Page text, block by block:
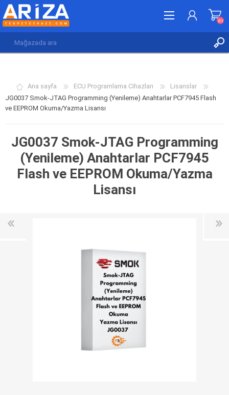
İSTEK LISTESI (0)
(0)
Ana sayfa ECU Programlama Cihazları
Lisanslar
JG0037 Smok-JTAG Programming (Yenileme) Anahtarlar PCF7945 Flash
ve EEPROM Okuma/Yazma Lisansı
JG0037 Smok-JTAG Programming
(Yenileme) Anahtarlar PCF7945
Flash ve EEPROM Okuma/Yazma
Lisansı